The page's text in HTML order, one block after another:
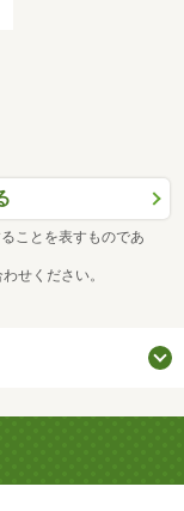
ことを表すものであ
せください。